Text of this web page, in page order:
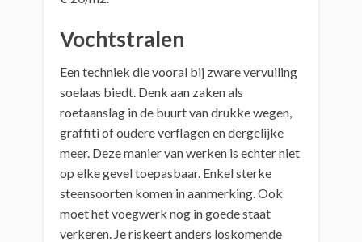
Vochtstralen
Een techniek die vooral bij zware vervuiling
soelaas biedt. Denk aan zaken als
roetaanslag in de buurt van drukke wegen,
graffiti of oudere verflagen en dergelijke
meer. Deze manier van werken is echter niet
op elke gevel toepasbaar. Enkel sterke
steensoorten komen in aanmerking. Ook
moet het voegwerk nog in goede staat
verkeren. Je riskeert anders loskomende